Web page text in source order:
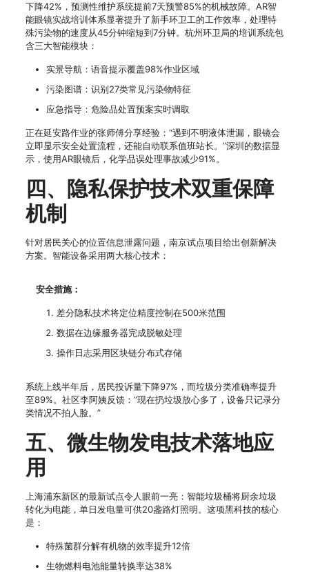
下降42%，预测性维护系统提前7天预警85%的机械故障。AR智
能眼镜实战培训体系显著提升了新手环卫工的工作效率，处理特
殊污染物的速度从45分钟缩短到7分钟。杭州环卫局的培训系统包
含三大智能模块：
实景导航：语音提示覆盖98%作业区域
污染图谱：识别27类常见污染物特征
应急指导：危险品处置预案实时调取
正在延安路作业的张师傅分享经验：“遇到不明液体泄漏，眼镜会
立即显示安全处置流程，还能自动联系值班站长。”深圳的数据显
示，使用AR眼镜后，化学品误处理事故减少91%。
四、隐私保护技术双重保障
机制
针对居民关心的位置信息泄露问题，南京试点项目给出创新解决
方案。智能设备采用两大核心技术：
安全措施：
差分隐私技术将定位精度控制在500米范围
数据在边缘服务器完成脱敏处理
操作日志采用区块链分布式存储
系统上线半年后，居民投诉量下降97%，而垃圾分类准确率提升
至89%。社区李阿姨反馈：“现在扔垃圾放心多了，设备只记录分
类情况不拍人脸。”
五、微生物发电技术落地应
用
上海浦东新区的最新试点令人眼前一亮：智能垃圾桶将厨余垃圾
转化为电能，单日发电量可供20盏路灯照明。这项黑科技的核心
是：
特殊菌群分解有机物的效率提升12倍
生物燃料电池能量转换率达38%